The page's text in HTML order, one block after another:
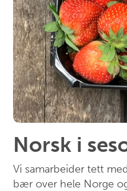
Norsk i
Vi samarbeider tett
bær over hele Norge